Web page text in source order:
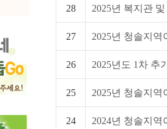
28 2025년 복지관
27 2025년 청솔지
26 2025년도 1차 추
25 2025년 청솔지
24 2024년 청솔지